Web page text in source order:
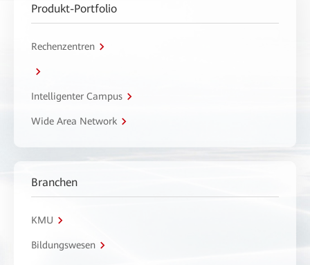
Produkt-Portfolio
Rechenzentren
Intelligenter Campus
Wide Area Network
Branchen
KMU
Bildungswesen